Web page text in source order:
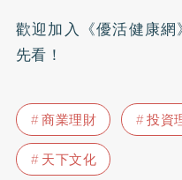
歡迎加入 《優活健康
先看！
商業理財 投資
天下文化